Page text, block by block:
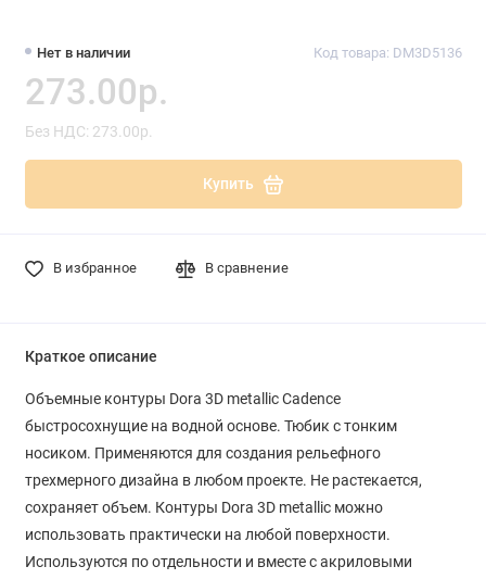
Нет в наличии Код товара: DM3D5136
273.00р.
Без НДС: 273.00р.
Купить
В избранное В сравнение
Краткое описание
Объемные контуры Dora 3D metallic Cadence
быстросохнущие на водной основе. Тюбик с тонким
носиком. Применяются для создания рельефного
трехмерного дизайна в любом проекте. Не растекается,
сохраняет объем. Контуры Dora 3D metallic можно
использовать практически на любой поверхности.
Используются по отдельности и вместе с акриловыми